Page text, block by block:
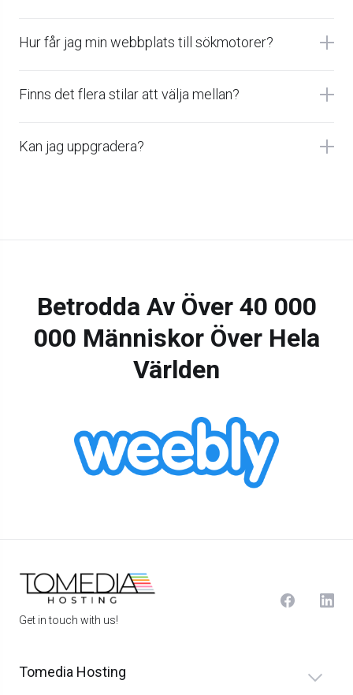
Hur får jag min webbplats till sökmotorer?
Finns det flera stilar att välja mellan?
Kan jag uppgradera?
Betrodda Av Över 40 000
000 Människor Över Hela
Världen
Get in touch with us!
Tomedia Hosting